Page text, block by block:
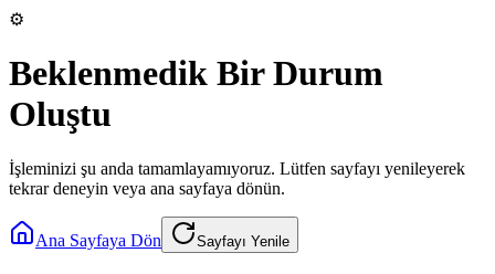
⚙️
Beklenmedik Bir Durum
Oluştu
İşleminizi şu anda tamamlayamıyoruz. Lütfen sayfayı yenileyerek
tekrar deneyin veya ana sayfaya dönün.
Ana Sayfaya Dön Sayfayı Yenile